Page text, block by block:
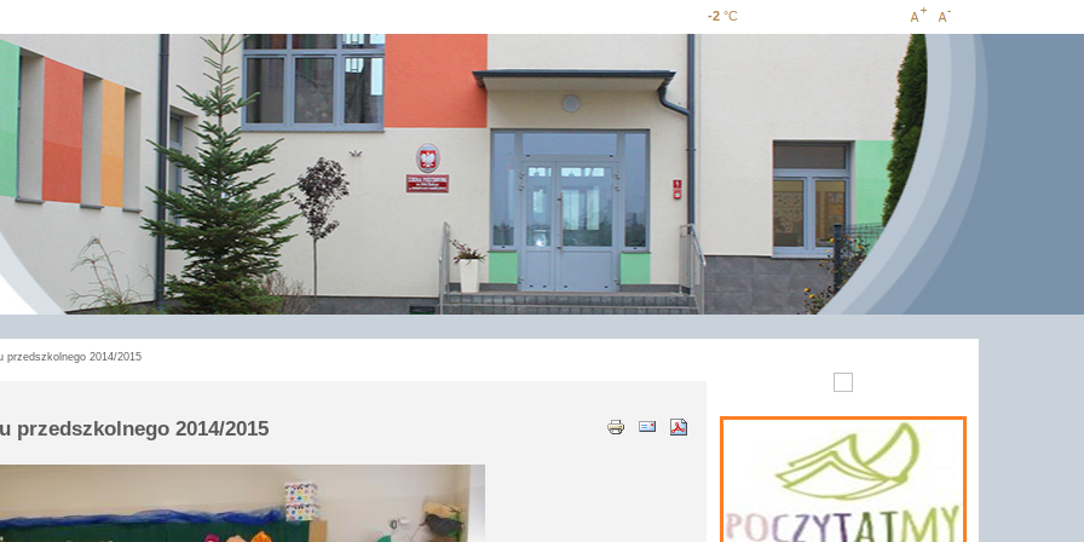
-2 °C Increase
font size
Decrease
przedszkolnego 2014/2015
przedszkolnego 2014/2015